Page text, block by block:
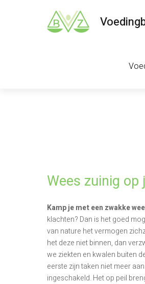
Wees zuinig
Kamp je met een zwakke
klachten? Dan is het goed
van nature het vermogen
het deze niet binnen, dan
we ziekten en kwalen buiten
eerste zijn taken niet meer
ingeschakeld. Het op peil